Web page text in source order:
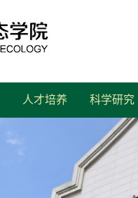
人才培养 科学研究